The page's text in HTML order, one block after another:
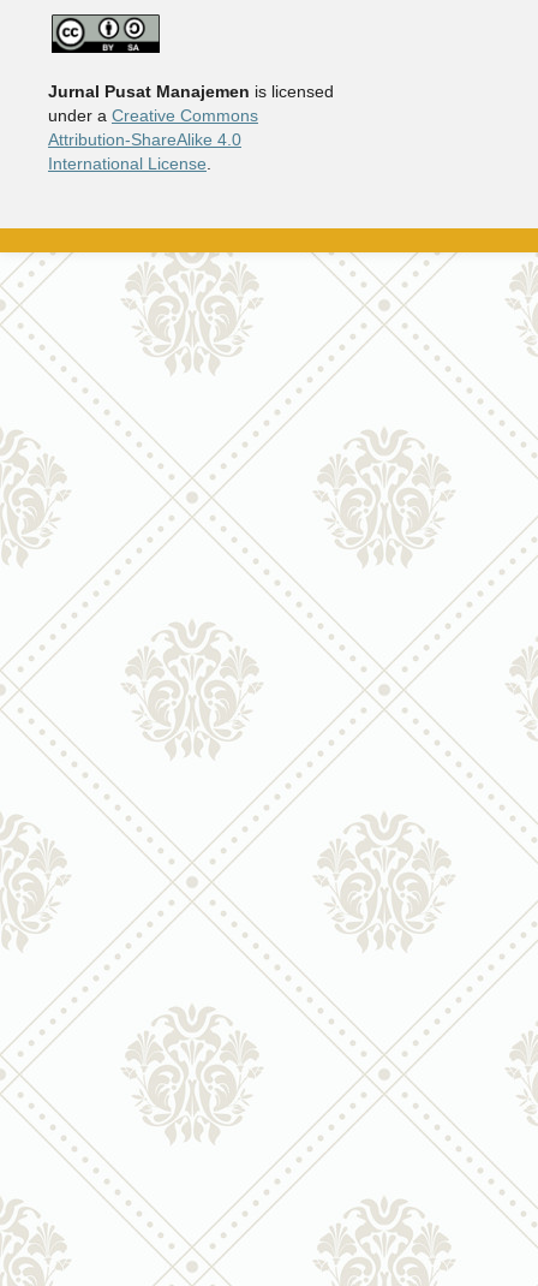
Jurnal Pusat Manajemen is licensed
under a Creative Commons
Attribution-ShareAlike 4.0
International License.